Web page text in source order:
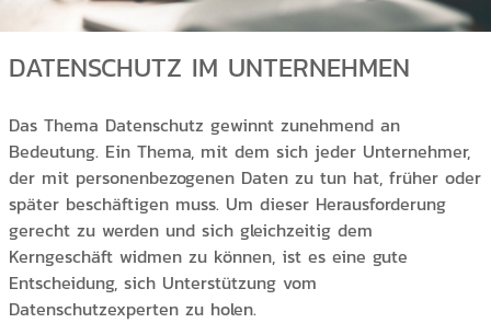
DATENSCHUTZ IM UNTERNEHMEN
Das Thema Datenschutz gewinnt zunehmend an
Bedeutung. Ein Thema, mit dem sich jeder Unternehmer,
der mit personenbezogenen Daten zu tun hat, früher oder
später beschäftigen muss. Um dieser Herausforderung
gerecht zu werden und sich gleichzeitig dem
Kerngeschäft widmen zu können, ist es eine gute
Entscheidung, sich Unterstützung vom
Datenschutzexperten zu holen.